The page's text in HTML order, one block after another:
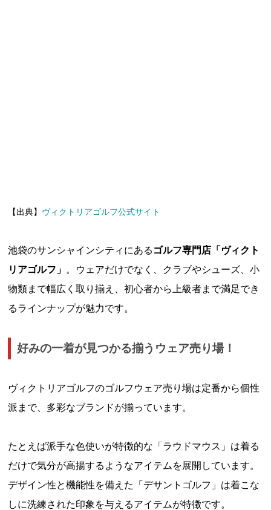
【出典】 ヴィクトリアゴルフ公式サイト
池袋のサンシャインシティにある ゴルフ専門店「ヴィクト
リアゴルフ」 。ウェアだけでなく、クラブやシューズ、小
物類まで幅広く取り揃え、初心者から上級者まで満足でき
るラインナップが魅力です。
好みの一着が見つかる揃うウェア売り場！
ヴィクトリアゴルフのゴルフウェア売り場は定番から個性
派まで、多彩なブランドが揃っています。
たとえば派手な色使いが特徴的な「ラウドマウス」は着る
だけで気分が高揚するようなアイテムを展開しています。
デザイン性と機能性を備えた「デサントゴルフ」は着こな
しに洗練された印象を与えるアイテムが特徴です。